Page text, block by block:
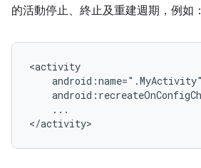
的活動停止、終止及重建週期，例如：
...